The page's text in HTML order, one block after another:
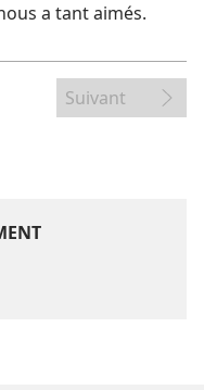
a tant aimés.
Suivant